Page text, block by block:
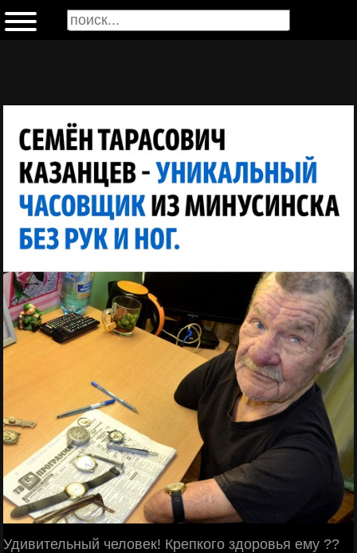
Удивительный человек! Крепкого здоровья ему ??